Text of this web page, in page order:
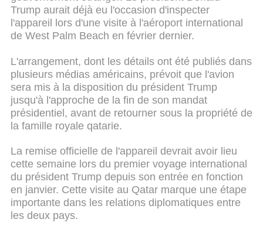
Trump aurait déjà eu l'occasion d'inspecter
l'appareil lors d'une visite à l'aéroport international
de West Palm Beach en février dernier.
L'arrangement, dont les détails ont été publiés dans
plusieurs médias américains, prévoit que l'avion
sera mis à la disposition du président Trump
jusqu'à l'approche de la fin de son mandat
présidentiel, avant de retourner sous la propriété de
la famille royale qatarie.
La remise officielle de l'appareil devrait avoir lieu
cette semaine lors du premier voyage international
du président Trump depuis son entrée en fonction
en janvier. Cette visite au Qatar marque une étape
importante dans les relations diplomatiques entre
les deux pays.